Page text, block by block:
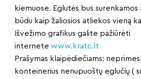
kiemuose. Eglutės bus surenkamos
būdu kaip žaliosios atliekos vieną
Išvežimo grafikus galite pažiūrėti
internete www.kratc.lt
Prašymas klaipėdiečiams:
konteinerius nenupuoštų eglučių (